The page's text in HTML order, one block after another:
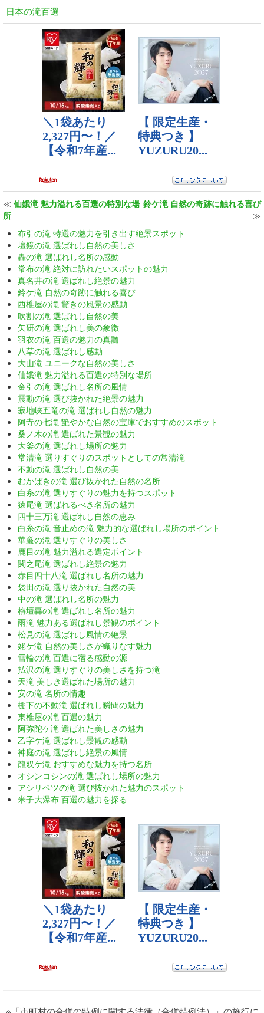
日本の滝百選
≪ 仙娥滝 魅力溢れる百選の特別な場
所
鈴ケ滝 自然の奇跡に触れる喜び
≫
布引の滝 特選の魅力を引き出す絶景スポット
壇鏡の滝 選ばれし自然の美しさ
轟の滝 選ばれし名所の感動
常布の滝 絶対に訪れたいスポットの魅力
真名井の滝 選ばれし絶景の魅力
鈴ケ滝 自然の奇跡に触れる喜び
西椎屋の滝 驚きの風景の感動
吹割の滝 選ばれし自然の美
矢研の滝 選ばれし美の象徴
羽衣の滝 百選の魅力の真髄
八草の滝 選ばれし感動
大山滝 ユニークな自然の美しさ
仙娥滝 魅力溢れる百選の特別な場所
金引の滝 選ばれし名所の風情
震動の滝 選び抜かれた絶景の魅力
寂地峡五竜の滝 選ばれし自然の魅力
阿寺の七滝 艶やかな自然の宝庫でおすすめのスポット
桑ノ木の滝 選ばれた景観の魅力
大釜の滝 選ばれし場所の魅力
常清滝 選りすぐりのスポットとしての常清滝
不動の滝 選ばれし自然の美
むかばきの滝 選び抜かれた自然の名所
白糸の滝 選りすぐりの魅力を持つスポット
猿尾滝 選ばれるべき名所の魅力
四十三万滝 選ばれし自然の恵み
白糸の滝 音止めの滝 魅力的な選ばれし場所のポイント
華厳の滝 選りすぐりの美しさ
鹿目の滝 魅力溢れる選定ポイント
関之尾滝 選ばれし絶景の魅力
赤目四十八滝 選ばれし名所の魅力
袋田の滝 選り抜かれた自然の美
中の滝 選ばれし名所の魅力
栴壇轟の滝 選ばれし名所の魅力
雨滝 魅力ある選ばれし景観のポイント
松見の滝 選ばれし風情の絶景
姥ケ滝 自然の美しさが織りなす魅力
雪輪の滝 百選に宿る感動の源
払沢の滝 選りすぐりの美しさを持つ滝
天滝 美しき選ばれた場所の魅力
安の滝 名所の情趣
棚下の不動滝 選ばれし瞬間の魅力
東椎屋の滝 百選の魅力
阿弥陀ケ滝 選ばれた美しさの魅力
乙字ケ滝 選ばれし景観の感動
神庭の滝 選ばれし絶景の風情
龍双ケ滝 おすすめな魅力を持つ名所
オシンコシンの滝 選ばれし場所の魅力
アシリベツの滝 選び抜かれた魅力のスポット
米子大瀑布 百選の魅力を探る